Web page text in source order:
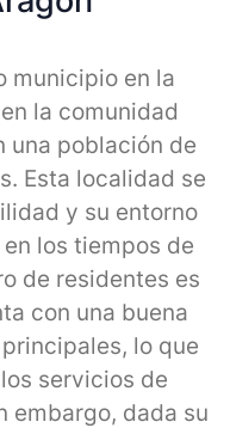
municipio en la
la comunidad
una población de
Esta localidad se
y su entorno
los tiempos de
de residentes es
con una buena
lo que
servicios de
embargo, dada su